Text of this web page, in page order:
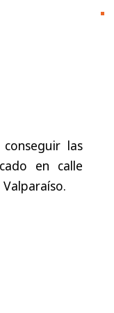
las
en calle